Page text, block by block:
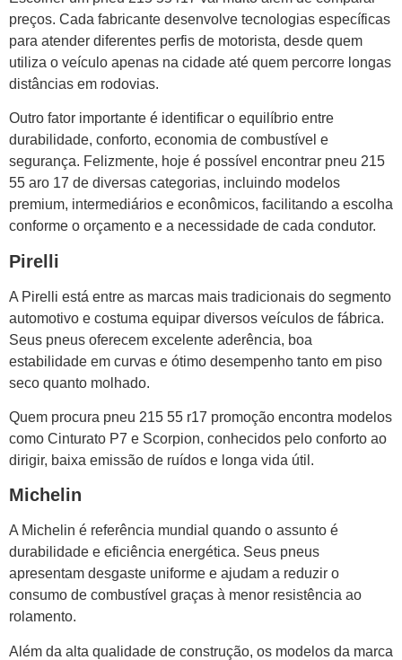
preços. Cada fabricante desenvolve tecnologias específicas
para atender diferentes perfis de motorista, desde quem
utiliza o veículo apenas na cidade até quem percorre longas
distâncias em rodovias.
Outro fator importante é identificar o equilíbrio entre
durabilidade, conforto, economia de combustível e
segurança. Felizmente, hoje é possível encontrar pneu 215
55 aro 17 de diversas categorias, incluindo modelos
premium, intermediários e econômicos, facilitando a escolha
conforme o orçamento e a necessidade de cada condutor.
Pirelli
A Pirelli está entre as marcas mais tradicionais do segmento
automotivo e costuma equipar diversos veículos de fábrica.
Seus pneus oferecem excelente aderência, boa
estabilidade em curvas e ótimo desempenho tanto em piso
seco quanto molhado.
Quem procura pneu 215 55 r17 promoção encontra modelos
como Cinturato P7 e Scorpion, conhecidos pelo conforto ao
dirigir, baixa emissão de ruídos e longa vida útil.
Michelin
A Michelin é referência mundial quando o assunto é
durabilidade e eficiência energética. Seus pneus
apresentam desgaste uniforme e ajudam a reduzir o
consumo de combustível graças à menor resistência ao
rolamento.
Além da alta qualidade de construção, os modelos da marca